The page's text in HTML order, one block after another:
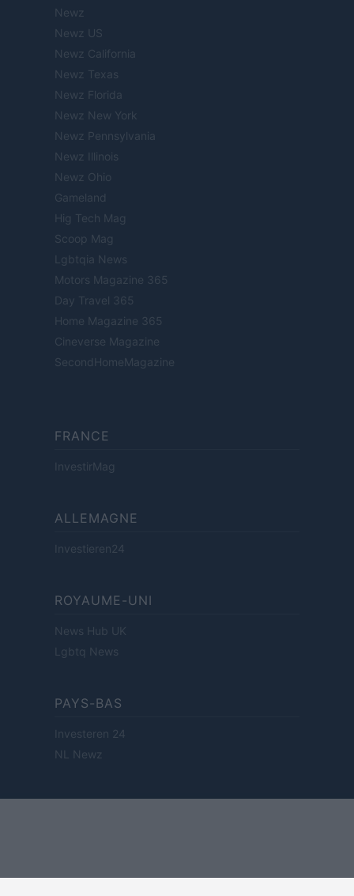
Newz
Newz US
Newz California
Newz Texas
Newz Florida
Newz New York
Newz Pennsylvania
Newz Illinois
Newz Ohio
Gameland
Hig Tech Mag
Scoop Mag
Lgbtqia News
Motors Magazine 365
Day Travel 365
Home Magazine 365
Cineverse Magazine
SecondHomeMagazine
FRANCE
InvestirMag
ALLEMAGNE
Investieren24
ROYAUME-UNI
News Hub UK
Lgbtq News
PAYS-BAS
Investeren 24
NL Newz